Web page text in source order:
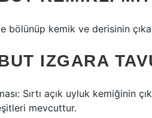
bölünüp kemik ve derisinin
IZGARA
Sırtı açık uyluk kemiğinin
mevcuttur.